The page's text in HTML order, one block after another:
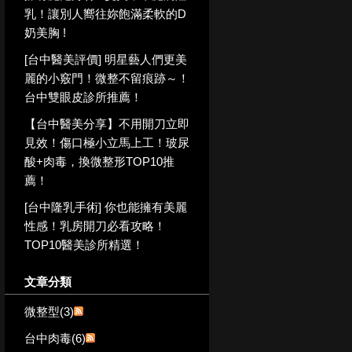
乳！讓別人嚮往妳飽滿柔軟的D
奶美胸 !
[台中醫美評價] 明星藝人們更美
麗的小竅門！微整不留痕跡～！
台中雙眼皮診所推薦！
【台中醫美分享】不用開刀立即
見效！傷口極小立馬上工！玻尿
酸+肉毒，換微整形TOP10推
薦！
[台中隆乳手術] 你也能擁有美麗
性感！乳房開刀必看攻略！
TOP10醫美診所精選！
文章分類
微整型(3)
台中肉毒(6)